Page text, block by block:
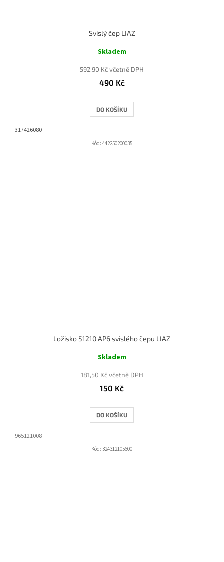
Svislý čep LIAZ
Skladem
592,90 Kč včetně DPH
490 Kč
DO KOŠÍKU
317426080
Kód: 442250200035
Ložisko 51210 AP6 svislého čepu LIAZ
Skladem
181,50 Kč včetně DPH
150 Kč
DO KOŠÍKU
965121008
Kód: 324312105600